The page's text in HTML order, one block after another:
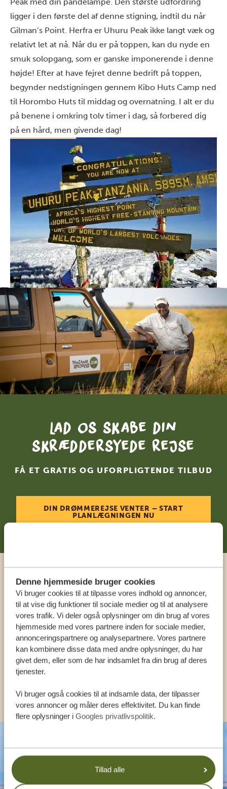
Denne hjemmeside bruger cookies
Vi bruger cookies til at tilpasse vores indhold og annoncer,
til at vise dig funktioner til sociale medier og til at analysere
vores trafik. Vi deler også oplysninger om din brug af vores
hjemmeside med vores partnere inden for sociale medier,
annonceringspartnere og analysepartnere. Vores partnere
kan kombinere disse data med andre oplysninger, du har
givet dem, eller som de har indsamlet fra din brug af deres
tjenester.
Vi bruger også cookies til at indsamle data, der tilpasser
vores annoncer og måler deres effektivitet. Du kan finde
flere oplysninger i Googles privatlivspolitik.
Tillad alle
ligger i den første del af denne stigning, indtil du når
Gilman’s Point. Herfra er Uhuru Peak ikke langt væk og
relativt let at nå. Når du er på toppen, kan du nyde en
smuk solopgang, som er ganske imponerende i denne
højde! Efter at have fejret denne bedrift på toppen,
begynder nedstigningen gennem Kibo Huts Camp ned
til Horombo Huts til middag og overnatning. I alt er du
på benene i omkring tolv timer i dag, så forbered dig
på en hård, men givende dag!
Lad os skabe din
skræddersyede rejse
FÅ ET GRATIS OG UFORPLIGTENDE TILBUD
DIN DRØMMEREJSE VENTER – START
PLANLÆGNINGEN NU
Ring til en ekspert
VORES SPECIALISTER SIDDER KLAR TIL AT
HJÆLPE DIG
DA:+4589878233
KONTAKT OS